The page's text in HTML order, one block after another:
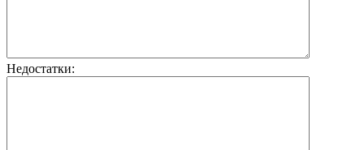
Недостатки: